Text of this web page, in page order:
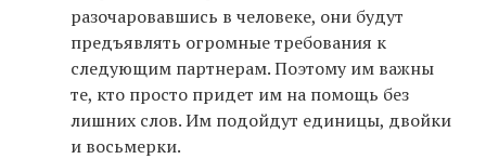
разочаровавшись в человеке, они будут
предъявлять огромные требования к
следующим партнерам. Поэтому им важны
те, кто просто придет им на помощь без
лишних слов. Им подойдут единицы, двойки
и восьмерки.